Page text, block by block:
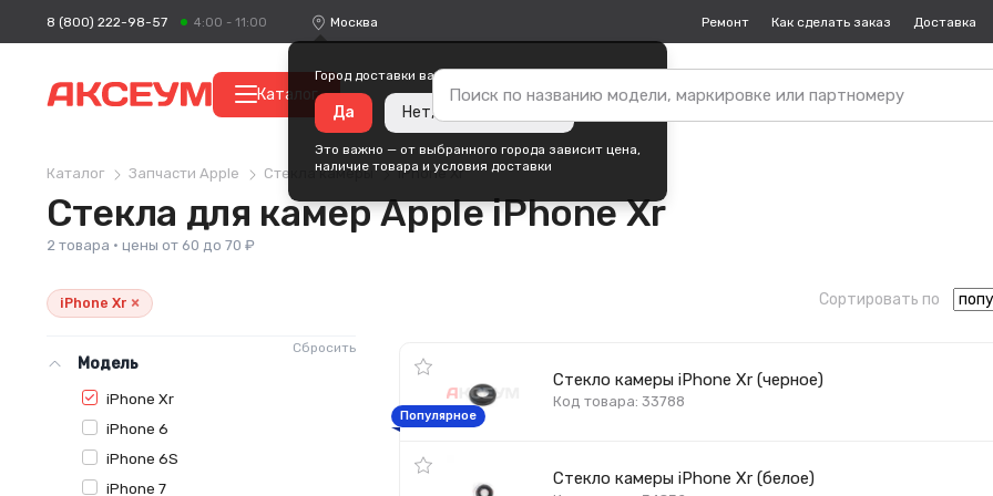
8 (800) 222-98-57 4:00 - 11:00 Москва
Город доставки ваших покупок —
Да Нет, изменить город
Это важно — от выбранного города зависит цена,
наличие товара и условия доставки
Ремонт Как сделать заказ Доставка
Каталог
Каталог Запчасти Apple Стекла камеры iPhone Xr
Стекла для камер Apple iPhone Xr
2 товара · цены от 60 до 70 ₽
iPhone Xr ×
Сбросить
Модель
iPhone Xr
iPhone 6
iPhone 6S
iPhone 7
Сортировать по
Стекло камеры iPhone Xr (черное)
Код товара: 33788
Популярное
Стекло камеры iPhone Xr (белое)